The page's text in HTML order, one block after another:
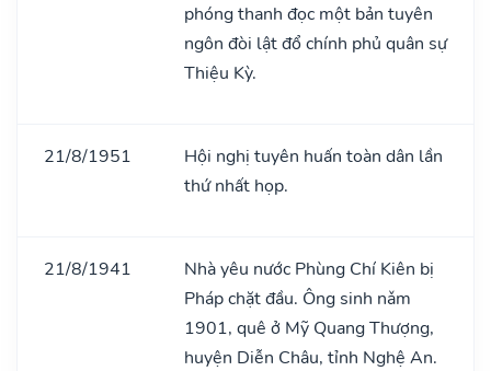
phóng thanh đọc một bản tuyên
ngôn đòi lật đổ chính phủ quân sự
Thiệu Kỳ.
21/8/1951
Hội nghị tuyên huấn toàn dân lần
thứ nhất họp.
21/8/1941
Nhà yêu nước Phùng Chí Kiên bị
Pháp chặt đầu. Ông sinh nǎm
1901, quê ở Mỹ Quang Thượng,
huyện Diễn Châu, tỉnh Nghệ An.